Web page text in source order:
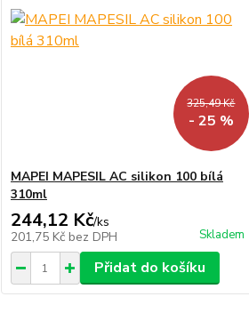
325,49 Kč
- 25 %
MAPEI MAPESIL AC silikon 100 bílá
310ml
244,12 Kč/ks
201,75 Kč bez DPH Skladem
Přidat do košíku